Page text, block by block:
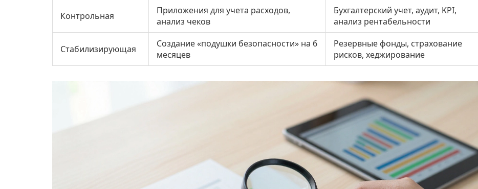
Контрольная
Приложения для учета расходов,
анализ чеков
Бухгалтерский учет, аудит, KPI,
анализ рентабельности
Стабилизирующая
Создание «подушки безопасности» на 6
месяцев
Резервные фонды, страхование
рисков, хеджирование